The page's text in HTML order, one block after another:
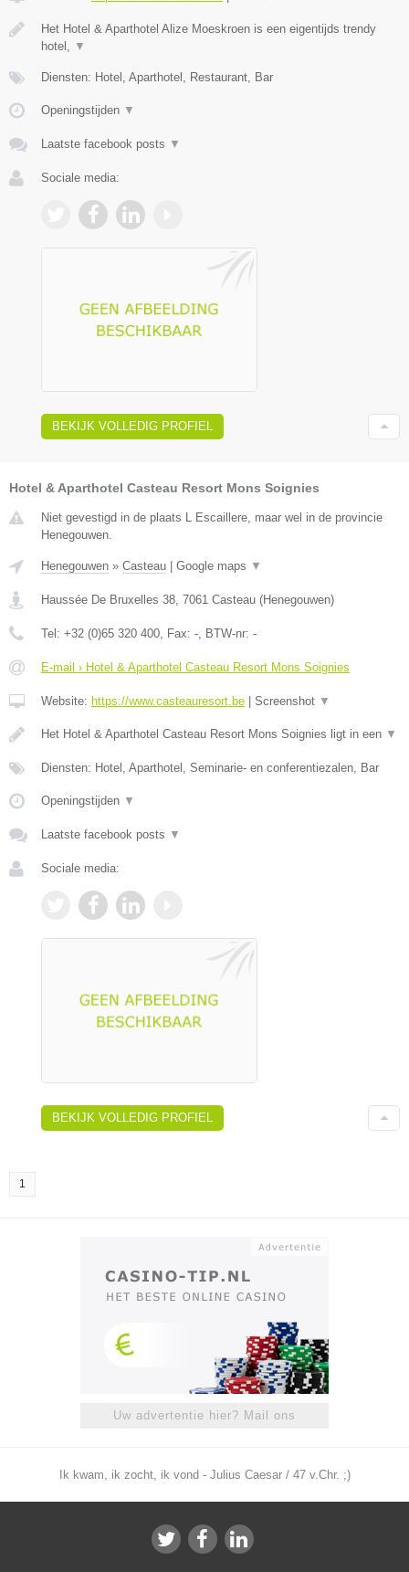
Het Hotel & Aparthotel Alize Moeskroen is een eigentijds trendy
hotel,
▼
Diensten: Hotel, Aparthotel, Restaurant, Bar
Openingstijden ▼
Laatste facebook posts ▼
Sociale media:
BEKIJK VOLLEDIG PROFIEL
Hotel & Aparthotel Casteau Resort Mons Soignies
Niet gevestigd in de plaats L Escaillere, maar wel in de provincie
Henegouwen.
Henegouwen » Casteau Google maps ▼
Haussée De Bruxelles 38, 7061 Casteau (Henegouwen)
Tel: +32 (0)65 320 400, Fax: -, BTW-nr: -
E-mail › Hotel & Aparthotel Casteau Resort Mons Soignies
Website: https://www.casteauresort.be Screenshot ▼
Het Hotel & Aparthotel Casteau Resort Mons Soignies ligt in een ▼
Diensten: Hotel, Aparthotel, Seminarie- en conferentiezalen, Bar
Openingstijden ▼
Laatste facebook posts ▼
Sociale media:
BEKIJK VOLLEDIG PROFIEL
1
Uw advertentie hier? Mail ons
Ik kwam, ik zocht, ik vond - Julius Caesar / 47 v.Chr. ;)